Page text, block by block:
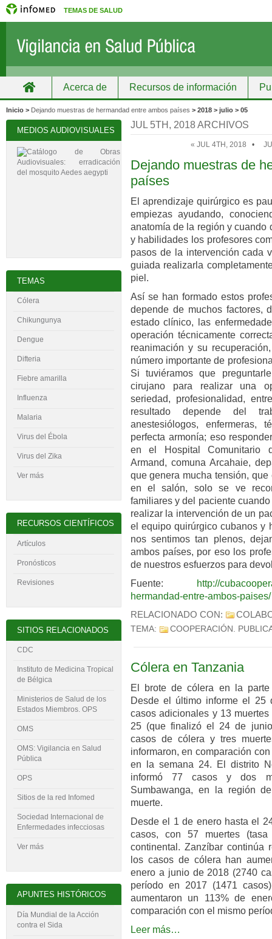
TEMAS DE SALUD
Acerca de Recursos de información
Grupos Recursos de información
Inicio > Dejando muestras de hermandad entre ambos países > 2018 > julio > 05
JUL 5TH, 2018 ARCHIVOS
« JUL 4TH, 2018 •
Dejando muestras de
países
El aprendizaje quirúrgico es
empiezas ayudando,
anatomía de la región y cuando
y habilidades los profesores
pasos de la intervención cada
guiada realizarla
piel.
Así se han formado estos
depende de muchos factores,
estado clínico, las
operación técnicamente
reanimación y su
número importante de
Si tuviéramos que
cirujano para realizar una
seriedad, profesionalidad,
resultado depende del
anestesiólogos, enfermeras,
perfecta armonía; eso
en el Hospital Comunitario
Armand, comuna Arcahaie,
que genera mucha tensión,
en el salón, solo se ve
familiares y del paciente
realizar la intervención de un
el equipo quirúrgico cubanos y
nos sentimos tan plenos,
ambos países, por eso los
de nuestros esfuerzos para
Fuente: http://
hermandad-entre-ambos-paises/
RELACIONADO CON:
TEMA: COOPERACIÓN .
Cólera en Tanzania
El brote de cólera en la parte
Desde el último informe el
casos adicionales y 13
25 (que finalizó el 24 de
casos de cólera y tres
informaron, en comparación
en la semana 24. El distrito
informó 77 casos y dos
Sumbawanga, en la región
muerte.
Desde el 1 de enero hasta el
casos, con 57 muertes
continental. Zanzíbar continúa
los casos de cólera han
enero a junio de 2018 (2740
período en 2017 (1471
aumentaron un 113% de
comparación con el mismo
Leer más…
MEDIOS AUDIOVISUALES
TEMAS
Cólera
Chikungunya
Dengue
Difteria
Fiebre amarilla
Influenza
Malaria
Virus del Ébola
Virus del Zika
Ver más
RECURSOS CIENTÍFICOS
Artículos
Pronósticos
Revisiones
SITIOS RELACIONADOS
CDC
Instituto de Medicina Tropical
de Bélgica
Ministerios de Salud de los
Estados Miembros. OPS
OMS
OMS: Vigilancia en Salud
Pública
OPS
Sitios de la red Infomed
Sociedad Internacional de
Enfermedades infecciosas
Ver más
APUNTES HISTÓRICOS
Día Mundial de la Acción
contra el Sida